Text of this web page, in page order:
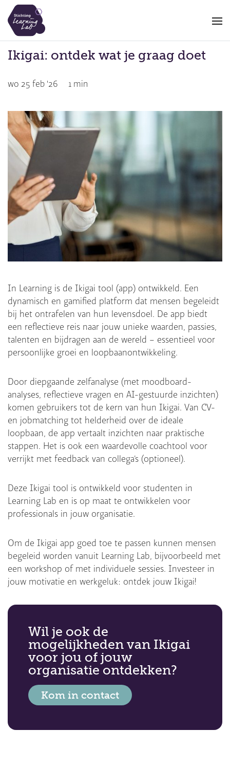
Overslaan
en
naar
de
inhoud
Ikigai: ontdek wat je graag doet
wo 25 feb '26 1 min
In Learning is de Ikigai tool (app) ontwikkeld. Een
dynamisch en gamified platform dat mensen begeleidt
bij het ontrafelen van hun levensdoel. De app biedt
een reflectieve reis naar jouw unieke waarden, passies,
talenten en bijdragen aan de wereld – essentieel voor
persoonlijke groei en loopbaanontwikkeling.
Door diepgaande zelfanalyse (met moodboard-
analyses, reflectieve vragen en AI-gestuurde inzichten)
komen gebruikers tot de kern van hun Ikigai. Van CV-
en jobmatching tot helderheid over de ideale
loopbaan, de app vertaalt inzichten naar praktische
stappen. Het is ook een waardevolle coachtool voor
verrijkt met feedback van collega’s (optioneel).
Deze Ikigai tool is ontwikkeld voor studenten in
Learning Lab en is op maat te ontwikkelen voor
professionals in jouw organisatie.
Om de Ikigai app goed toe te passen kunnen mensen
begeleid worden vanuit Learning Lab, bijvoorbeeld met
een workshop of met individuele sessies. Investeer in
jouw motivatie en werkgeluk: ontdek jouw Ikigai!
Wil je ook de
mogelijkheden van Ikigai
voor jou of jouw
organisatie ontdekken?
Kom in contact